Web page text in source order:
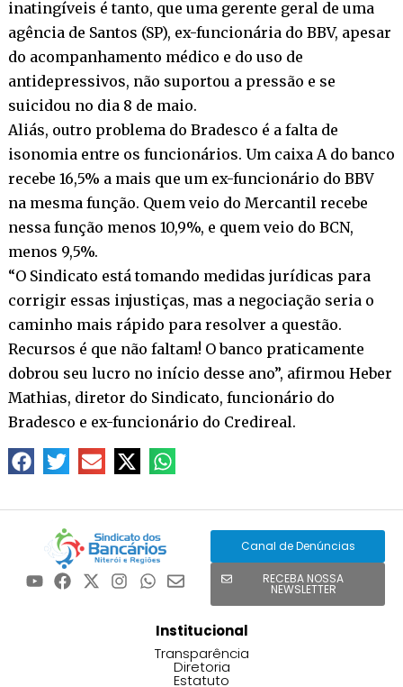
inatingíveis é tanto, que uma gerente geral de uma
agência de Santos (SP), ex-funcionária do BBV, apesar
do acompanhamento médico e do uso de
antidepressivos, não suportou a pressão e se
suicidou no dia 8 de maio.
Aliás, outro problema do Bradesco é a falta de
isonomia entre os funcionários. Um caixa A do banco
recebe 16,5% a mais que um ex-funcionário do BBV
na mesma função. Quem veio do Mercantil recebe
nessa função menos 10,9%, e quem veio do BCN,
menos 9,5%.
“O Sindicato está tomando medidas jurídicas para
corrigir essas injustiças, mas a negociação seria o
caminho mais rápido para resolver a questão.
Recursos é que não faltam! O banco praticamente
dobrou seu lucro no início desse ano”, afirmou Heber
Mathias, diretor do Sindicato, funcionário do
Bradesco e ex-funcionário do Credireal.
Canal de Denúncias
RECEBA NOSSA
NEWSLETTER
Institucional
Transparência
Diretoria
Estatuto